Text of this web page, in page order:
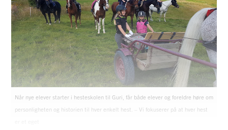
Når nye elever starter i hesteskolen til Guri, får både elever og foreldre høre om
personligheten og historien til hver enkelt hest. – Vi fokuserer på at hver hest